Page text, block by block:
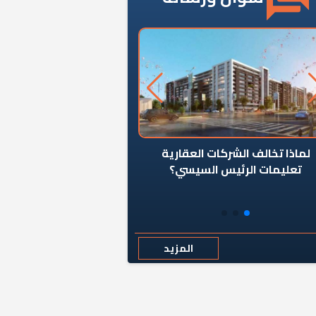
من يوقف سرطان الأبراج السكنية
المخالفة ياحكومة؟
المزيد